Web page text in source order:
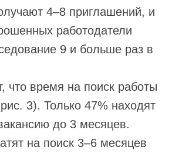
4–8 приглашений, и
работодатели
9 и больше раз в
что время на поиск работы
3). Только 47% находят
до 3 месяцев.
на поиск 3–6 месяцев